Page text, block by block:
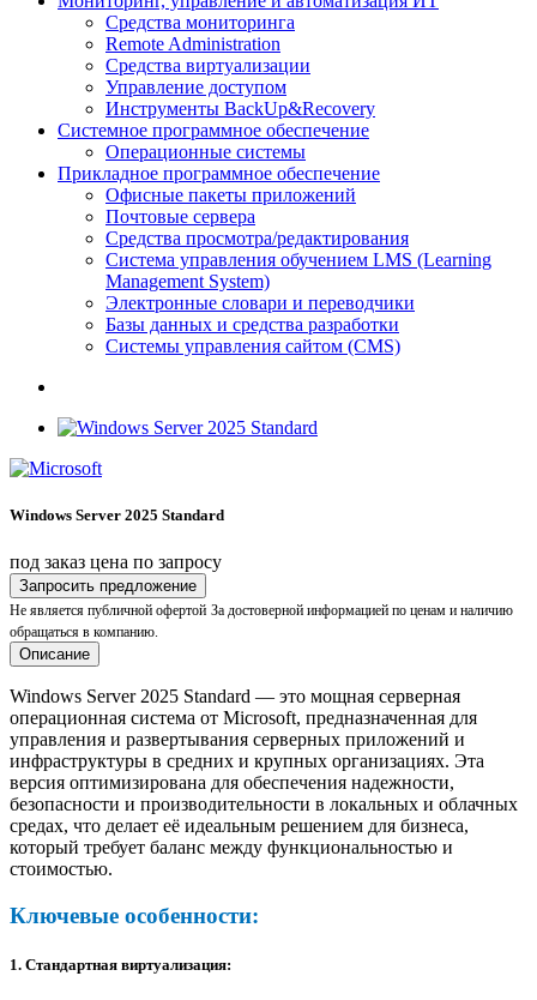
Средства мониторинга
Remote Administration
Средства виртуализации
Управление доступом
Инструменты BackUp&Recovery
Системное программное обеспечение
Операционные системы
Прикладное программное обеспечение
Офисные пакеты приложений
Почтовые сервера
Средства просмотра/редактирования
Система управления обучением LMS (Learning
Management System)
Электронные словари и переводчики
Базы данных и средства разработки
Системы управления сайтом (CMS)
Windows Server 2025 Standard
под заказ цена по запросу
Запросить предложение
Не является публичной офертой За достоверной информацией по ценам и наличию
обращаться в компанию.
Описание
Windows Server 2025 Standard — это мощная серверная
операционная система от Microsoft, предназначенная для
управления и развертывания серверных приложений и
инфраструктуры в средних и крупных организациях. Эта
версия оптимизирована для обеспечения надежности,
безопасности и производительности в локальных и облачных
средах, что делает её идеальным решением для бизнеса,
который требует баланс между функциональностью и
стоимостью.
Ключевые особенности:
1. Стандартная виртуализация: